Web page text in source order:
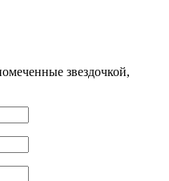
звездочкой,